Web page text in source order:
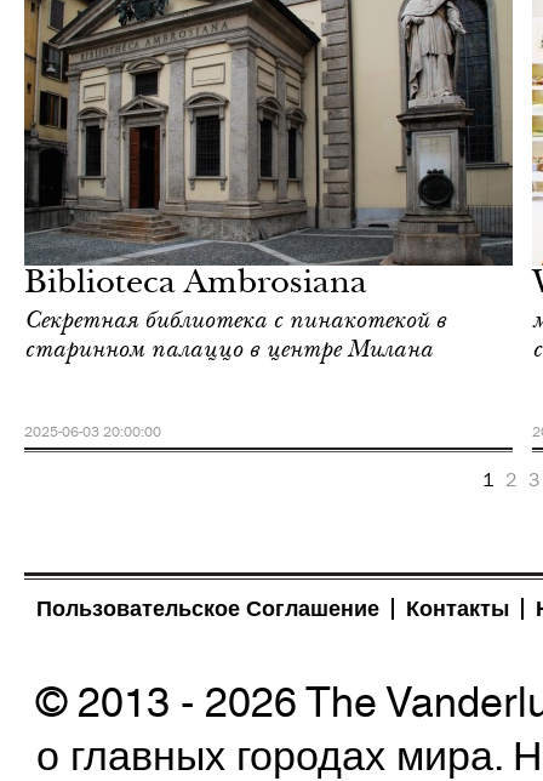
Biblioteca Ambrosiana
Секретная библиотека с пинакотекой в
старинном палаццо в центре Милана
2025-06-03 20:00:00
1 2 3
Пользовательское Соглашение Контакты
© 2013 - 2026 The
о главных городах